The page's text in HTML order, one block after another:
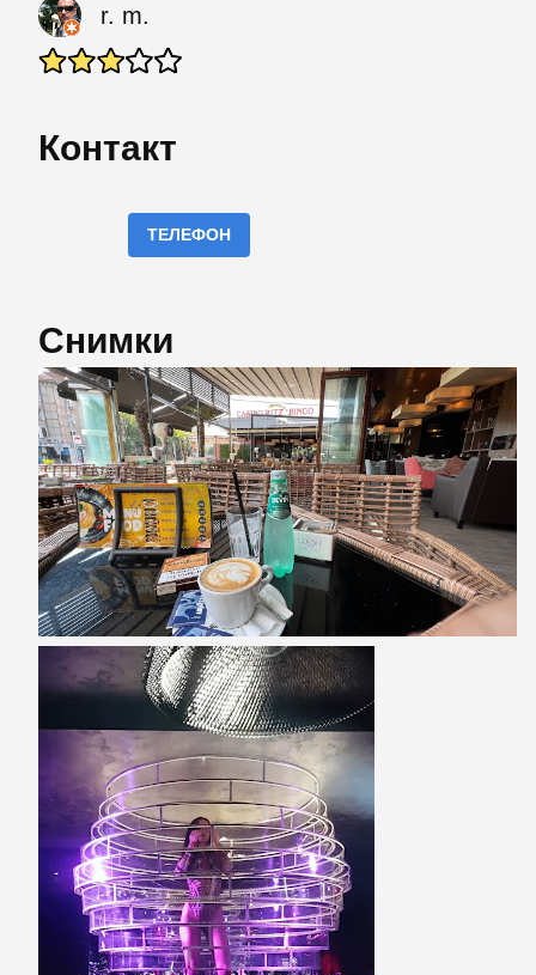
r. m.
Контакт
ТЕЛЕФОН
Снимки